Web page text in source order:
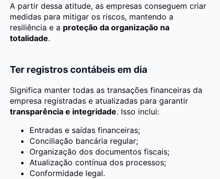
A partir dessa atitude, as empresas conseguem criar
medidas para mitigar os riscos, mantendo a
resiliência e a proteção da organização na
totalidade.
Ter registros contábeis em dia
Significa manter todas as transações financeiras da
empresa registradas e atualizadas para garantir
transparência e integridade. Isso inclui:
Entradas e saídas financeiras;
Conciliação bancária regular;
Organização dos documentos fiscais;
Atualização contínua dos processos;
Conformidade legal.